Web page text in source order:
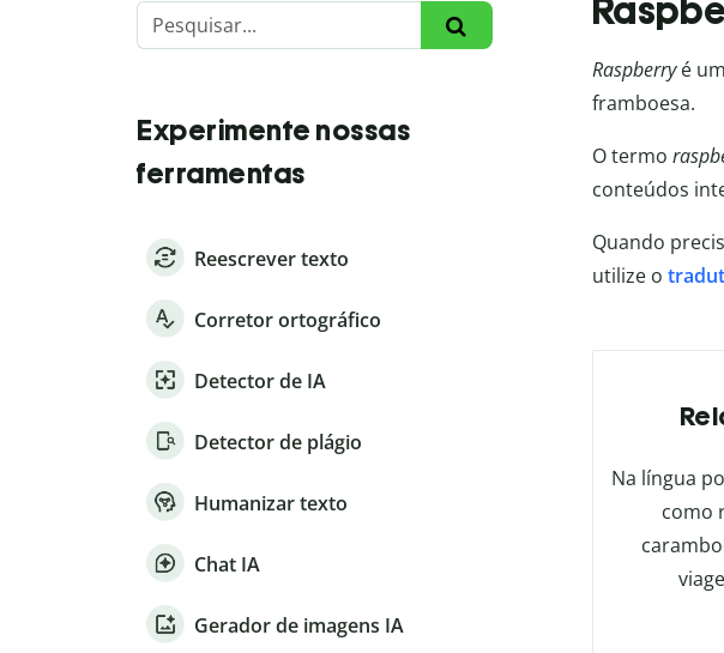
Experimente nossas
ferramentas
Reescrever texto
Corretor ortográfico
Detector de IA
Detector de plágio
Humanizar texto
Chat IA
Gerador de imagens IA
Raspberryé
framboesa.
O termo
conteúdos
Quando
utilize o
Na língua
como